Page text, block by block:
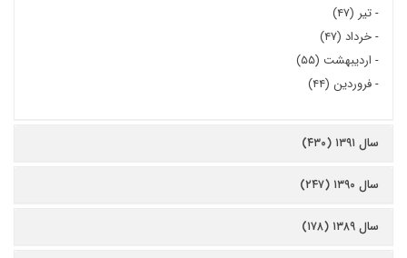
-تیر (۴۷)
-خرداد (۴۷)
- اردیبهشت (۵۵)
-فروردین (۴۴)
سال ۱۳۹۱ (۴۳۰)
سال ۱۳۹۰ (۲۴۷)
سال ۱۳۸۹ (۱۷۸)